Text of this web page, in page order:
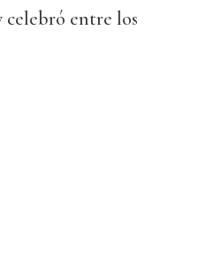
celebró entre los